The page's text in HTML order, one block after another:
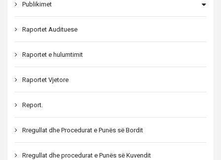
Publikimet
Raportet Audituese
Raportet e hulumtimit
Raportet Vjetore
Report.
Rregullat dhe Procedurat e Punës së Bordit
Rregullat dhe procedurat e Punës së Kuvendit